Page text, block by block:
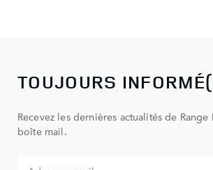
TOUJOURS
Recevez les dernières actualités de
boîte mail.